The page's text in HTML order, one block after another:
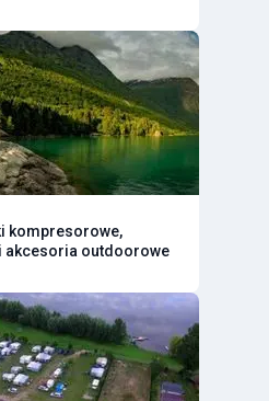
kompresorowe,
akcesoria outdoorowe